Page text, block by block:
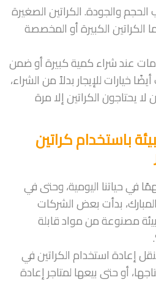
والجودة. الكراتين الصغيرة
الكراتين الكبيرة أو المخصصة
عند شراء كمية كبيرة أو ضمن
خيارات للإيجار بدلاً من الشراء،
يحتاجون الكراتين إلا مرة
باستخدام كراتين
في حياتنا اليومية، وحتى في
بدأت بعض الشركات
مصنوعة من مواد قابلة
إعادة استخدام الكراتين في
أو حتى بيعها لمتاجر إعادة